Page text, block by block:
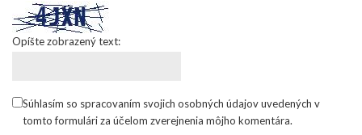
Opíšte zobrazený text:
Súhlasím so spracovaním svojich osobných údajov uvedených v
tomto formulári za účelom zverejnenia môjho komentára.